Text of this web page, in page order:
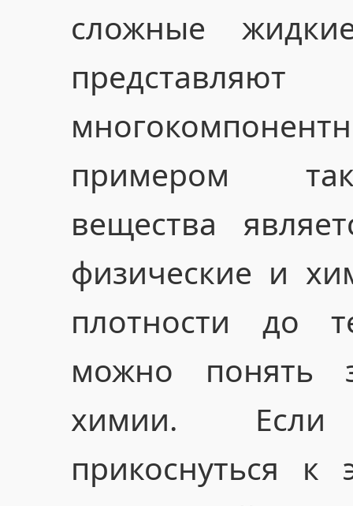
сложные
примером
вещества
физические и
плотности до
можно понять
химии.
прикоснуться